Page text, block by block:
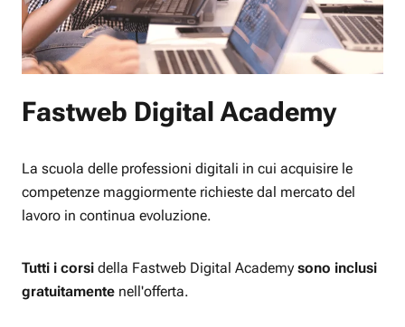
Fastweb Digital Academy
La scuola delle professioni digitali in cui acquisire le
competenze maggiormente richieste dal mercato del
lavoro in continua evoluzione.
Tutti i corsi della Fastweb Digital Academy sono inclusi
gratuitamente nell'offerta.